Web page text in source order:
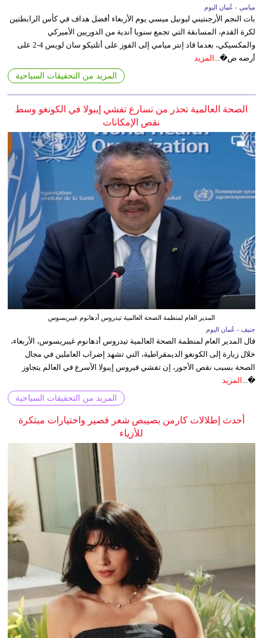
ميامي - عُمان اليوم
بات النجم الأرجنتيني ليونيل ميسي يوم الأربعاء أفضل هداف في كأس الرابطتين
لكرة القدم، المسابقة التي تجمع سنويا أندية من الدوريين الأميركي
والمكسيكي، بعدما قاد إنتر ميامي إلى الفوز على أتلتيكو سان لويس 4-2 على
أرضه ض�... المزيد
المزيد من التحقيقات السياحية
الصحة العالمية تحذر من تسارع تفشي إيبولا في الكونغو وسط
نقص الإمكانات
المدير العام لمنظمة الصحة العالمية تيدروس أدهانوم غيبريسوس
جنيف - عُمان اليوم
قال المدير العام لمنظمة الصحة العالمية تيدروس أدهانوم غيبريسوس، الأربعاء،
خلال زيارة إلى الكونغو الديمقراطية، التي تشهد إضراب العاملين في مجال
الصحة بسبب نقص الأجور، إن تفشي فيروس إيبولا الأسرع في العالم يتجاوز
�... المزيد
المزيد من التحقيقات السياحية
أحدث إطلالات كارمن بصيبص شعر قصير واختيارات مبتكرة
للأزياء